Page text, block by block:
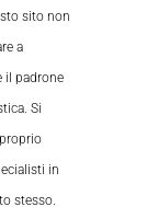
sito non
a
il padrone
Si
in
stesso.